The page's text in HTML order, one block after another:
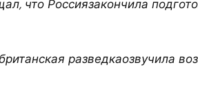
что Россиязакончила
разведкаозвучила